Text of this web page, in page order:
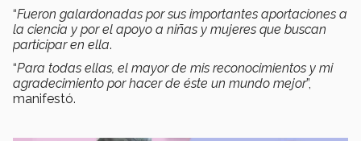
“Fueron galardonadas por sus importantes aportaciones a
la ciencia y por el apoyo a niñas y mujeres que buscan
participar en ella.
“Para todas ellas, el mayor de mis reconocimientos y mi
agradecimiento por hacer de éste un mundo mejor”,
manifestó.